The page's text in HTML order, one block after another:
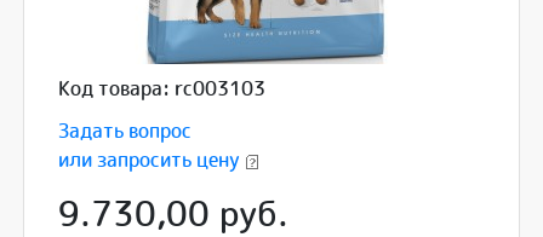
Код товара: rc003103
Задать вопрос
или запросить цену
9.730,00 руб.